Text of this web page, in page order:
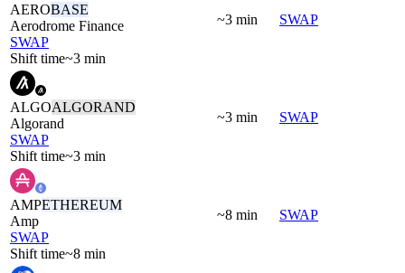
AEROBASE
Aerodrome Finance
SWAP
Shift time~3 min
~3 min SWAP
ALGOALGORAND
Algorand
SWAP
Shift time~3 min
~3 min SWAP
AMPETHEREUM
Amp
SWAP
Shift time~8 min
~8 min SWAP